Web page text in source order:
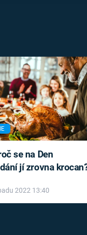
se na Den
jí zrovna
2022 13:40